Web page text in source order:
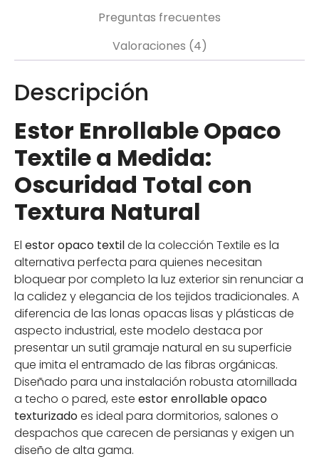
Preguntas frecuentes
Valoraciones (4)
Descripción
Estor Enrollable Opaco
Textile a Medida:
Oscuridad Total con
Textura Natural
El estor opaco textilde la colección Textile es la
alternativa perfecta para quienes necesitan
bloquear por completo la luz exterior sin renunciar a
la calidez y elegancia de los tejidos tradicionales. A
diferencia de las lonas opacas lisas y plásticas de
aspecto industrial, este modelo destaca por
presentar un sutil gramaje natural en su superficie
que imita el entramado de las fibras orgánicas.
Diseñado para una instalación robusta atornillada
a techo o pared, este estor enrollable opaco
texturizadoes ideal para dormitorios, salones o
despachos que carecen de persianas y exigen un
diseño de alta gama.